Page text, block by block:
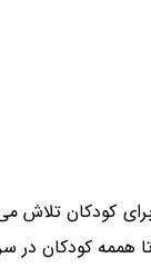
کودکان تلاش
کودکان در